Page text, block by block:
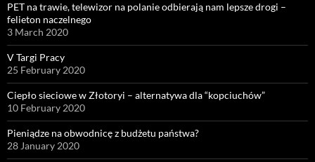
PET na trawie, telewizor na polanie odbierają nam lepsze drogi –
felieton naczelnego
3 March 2020
V Targi Pracy
25 February 2020
Ciepło sieciowe w Złotoryi – alternatywa dla “kopciuchów”
10 February 2020
Pieniądze na obwodnicę z budżetu państwa?
28 January 2020